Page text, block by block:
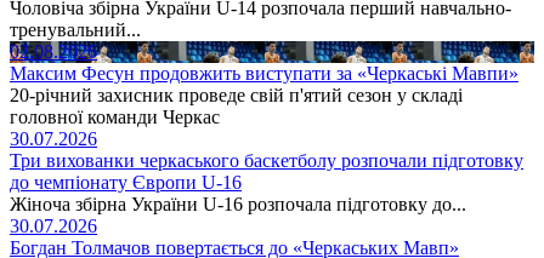
Чоловіча збірна України U-14 розпочала перший навчально-
тренувальний...
02.08.2026
Максим Фесун продовжить виступати за «Черкаські Мавпи»
20-річний захисник проведе свій п'ятий сезон у складі
головної команди Черкас
30.07.2026
Три вихованки черкаського баскетболу розпочали підготовку
до чемпіонату Європи U-16
Жіноча збірна України U-16 розпочала підготовку до...
30.07.2026
Богдан Толмачов повертається до «Черкаських Мавп»